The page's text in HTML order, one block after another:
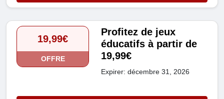
19,99€
OFFRE
Profitez de jeux
éducatifs à partir de
19,99€
Expirer: décembre 31, 2026